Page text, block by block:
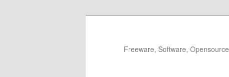
Freeware, Software, Opensource